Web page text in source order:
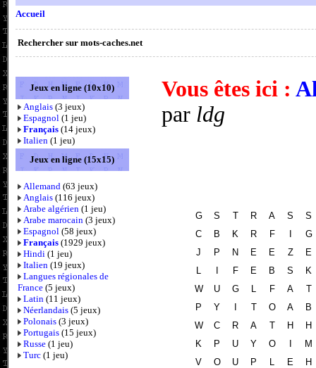
Accueil
Rechercher sur mots-caches.net
Jeux en ligne (10x10)
Anglais (3 jeux)
Espagnol (1 jeu)
Français (14 jeux)
Italien (1 jeu)
Jeux en ligne (15x15)
Allemand (63 jeux)
Anglais (116 jeux)
Arabe algérien (1 jeu)
Arabe marocain (3 jeux)
Espagnol (58 jeux)
Français (1929 jeux)
Hindi (1 jeu)
Italien (19 jeux)
Langues régionales de
France (5 jeux)
Latin (11 jeux)
Néerlandais (5 jeux)
Polonais (3 jeux)
Portugais (15 jeux)
Russe (1 jeu)
Turc (1 jeu)
Vous êtes ici :
par ldg
G S T R A S
S
C
B K R F I
G
J
P N E E Z
E
L
I F E B S
K
W
U G L F A
T
P
Y I T O A
B
W
C R A T H
H
K
P U Y O I
M
V
O U P L E
H